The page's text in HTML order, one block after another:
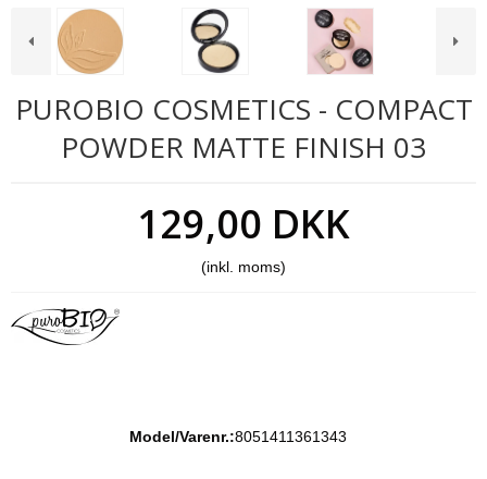
PUROBIO COSMETICS - COMPACT
POWDER MATTE FINISH 03
129,00 DKK
(inkl. moms)
Model/Varenr.:8051411361343